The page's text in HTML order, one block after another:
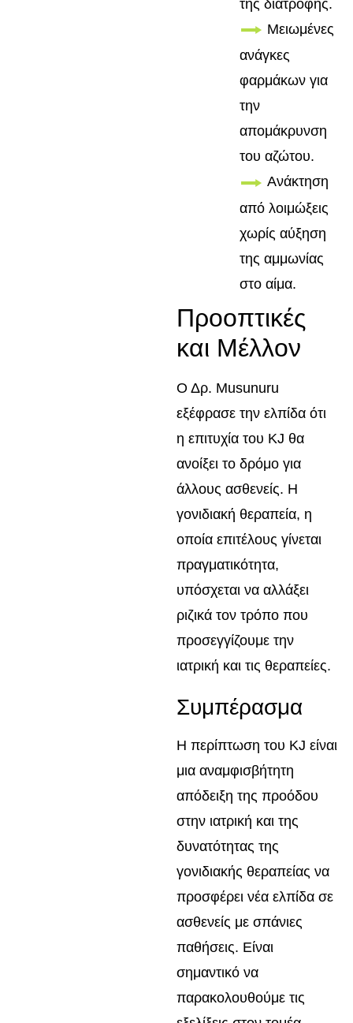
της διατροφής.
Μειωμένες
ανάγκες
φαρμάκων για
την
απομάκρυνση
του αζώτου.
Ανάκτηση
από λοιμώξεις
χωρίς αύξηση
της αμμωνίας
στο αίμα.
Προοπτικές
και Μέλλον
Ο Δρ. Musunuru
εξέφρασε την ελπίδα ότι
η επιτυχία του KJ θα
ανοίξει το δρόμο για
άλλους ασθενείς. Η
γονιδιακή θεραπεία, η
οποία επιτέλους γίνεται
πραγματικότητα,
υπόσχεται να αλλάξει
ριζικά τον τρόπο που
προσεγγίζουμε την
ιατρική και τις θεραπείες.
Συμπέρασμα
Η περίπτωση του KJ είναι
μια αναμφισβήτητη
απόδειξη της προόδου
στην ιατρική και της
δυνατότητας της
γονιδιακής θεραπείας να
προσφέρει νέα ελπίδα σε
ασθενείς με σπάνιες
παθήσεις. Είναι
σημαντικό να
παρακολουθούμε τις